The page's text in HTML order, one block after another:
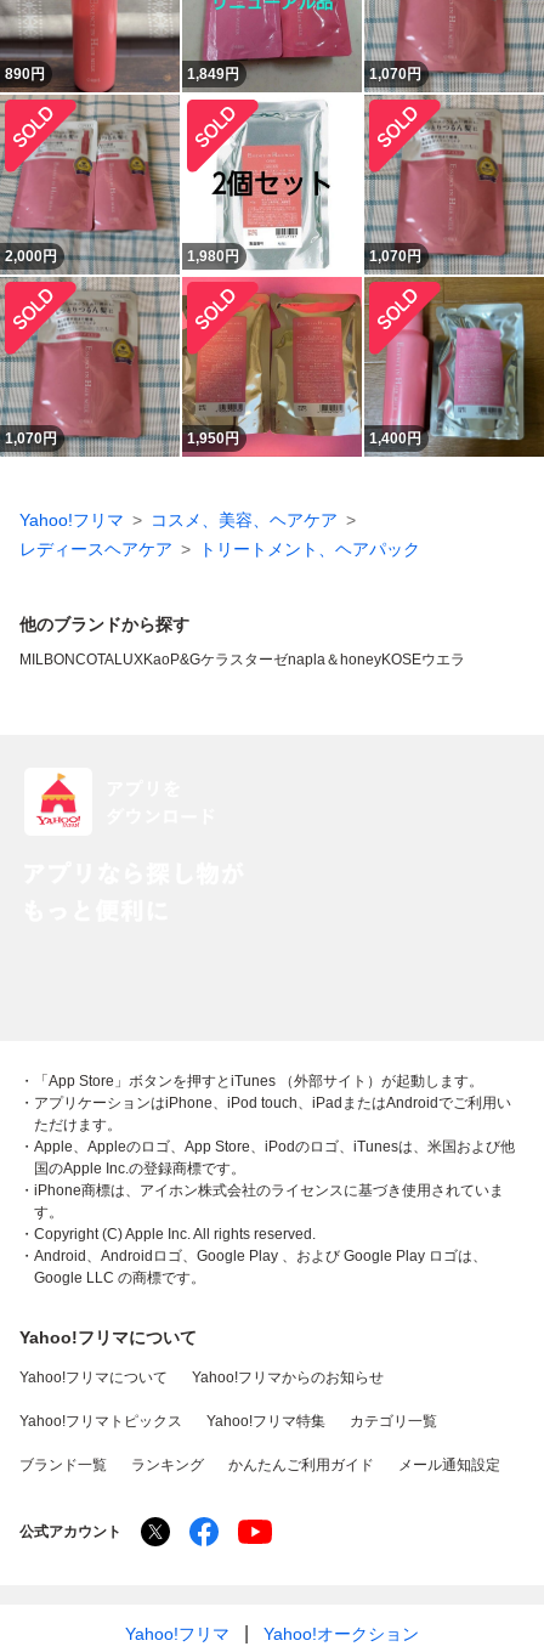
890円 1,849円 1,070円
2,000円 1,980円 1,070円
1,070円 1,950円 1,400円
Yahoo!フリマ
コスメ、美容、ヘアケア
レディースヘアケア
トリートメント、ヘアパック
他のブランドから探す
MILBONCOTALUXKaoP&Gケラスターゼnapla＆honeyKOSEウエラ
・「App Store」ボタンを押すとiTunes （外部サイト）が起動します。
・アプリケーションはiPhone、iPod touch、iPadまたはAndroidでご利用い
ただけます。
・Apple、Appleのロゴ、App Store、iPodのロゴ、iTunesは、米国および他
国のApple Inc.の登録商標です。
・iPhone商標は、アイホン株式会社のライセンスに基づき使用されていま
す。
・Copyright (C) Apple Inc. All rights reserved.
・Android、Androidロゴ、Google Play 、および Google Play ロゴは、
Google LLC の商標です。
Yahoo!フリマについて
Yahoo!フリマについて Yahoo!フリマからのお知らせ
Yahoo!フリマトピックス Yahoo!フリマ特集 カテゴリ一覧
ブランド一覧 ランキング かんたんご利用ガイド メール通知設定
公式アカウント
Yahoo!フリマ Yahoo!オークション